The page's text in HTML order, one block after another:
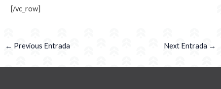
[/vc_row]
← Previous Entrada Next Entrada →